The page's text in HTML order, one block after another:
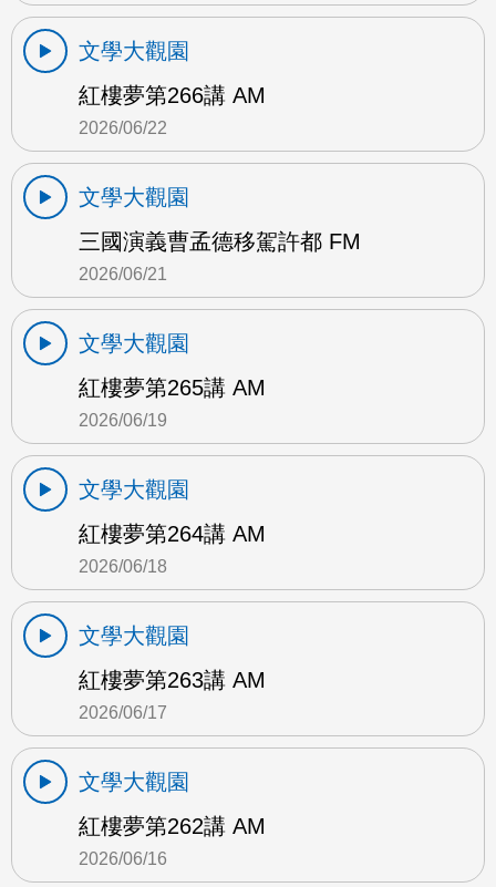
文學大觀園
紅樓夢第266講 AM
2026/06/22
文學大觀園
三國演義曹孟德移駕許都 FM
2026/06/21
文學大觀園
紅樓夢第265講 AM
2026/06/19
文學大觀園
紅樓夢第264講 AM
2026/06/18
文學大觀園
紅樓夢第263講 AM
2026/06/17
文學大觀園
紅樓夢第262講 AM
2026/06/16